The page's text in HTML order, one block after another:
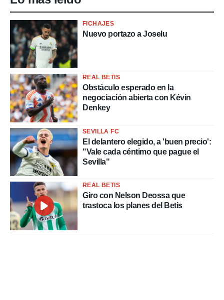
FICHAJES
Nuevo portazo a Joselu
REAL BETIS
Obstáculo esperado en la
negociación abierta con Kévin
Denkey
SEVILLA FC
El delantero elegido, a 'buen precio':
"Vale cada céntimo que pague el
Sevilla"
REAL BETIS
Giro con Nelson Deossa que
trastoca los planes del Betis